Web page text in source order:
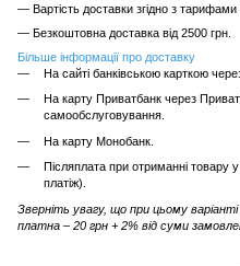
— Вартість доставки згідно з
— Безкоштовна доставка від 2500 грн.
Більше інформації про доставку
На сайті банківською карткою
На карту Приватбанк через
самообслуговування.
На карту Монобанк.
Післяплата при отриманні товару
платіж).
Зверніть увагу, що при цьому
платна – 20 грн + 2% від суми